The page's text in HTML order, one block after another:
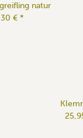
natur
€ *